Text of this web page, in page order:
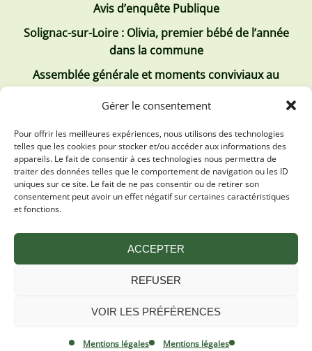
Gérer le consentement
Pour offrir les meilleures expériences, nous utilisons des technologies
telles que les cookies pour stocker et/ou accéder aux informations des
appareils. Le fait de consentir à ces technologies nous permettra de
traiter des données telles que le comportement de navigation ou les ID
uniques sur ce site. Le fait de ne pas consentir ou de retirer son
consentement peut avoir un effet négatif sur certaines caractéristiques
et fonctions.
ACCEPTER
REFUSER
VOIR LES PRÉFÉRENCES
Mentions légales Mentions légales
Avis d’enquête Publique
Solignac-sur-Loire : Olivia, premier bébé de l’année
dans la commune
Assemblée générale et moments conviviaux au
Les derniers comptes rendus
Conseil municipal 2 juillet 2026
Conseil Municipal du 30 avril 2026
Politique de confidentialité
By Oktopod